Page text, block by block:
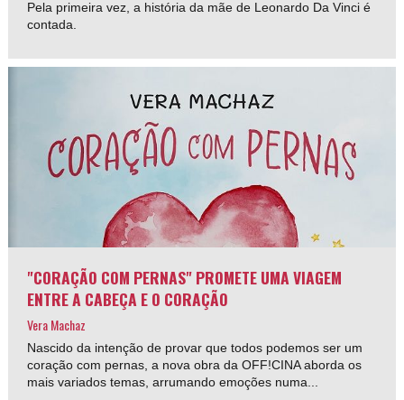
Pela primeira vez, a história da mãe de Leonardo Da Vinci é
contada.
"CORAÇÃO COM PERNAS" PROMETE UMA VIAGEM
ENTRE A CABEÇA E O CORAÇÃO
Vera Machaz
Nascido da intenção de provar que todos podemos ser um
coração com pernas, a nova obra da OFF!CINA aborda os
mais variados temas, arrumando emoções numa...